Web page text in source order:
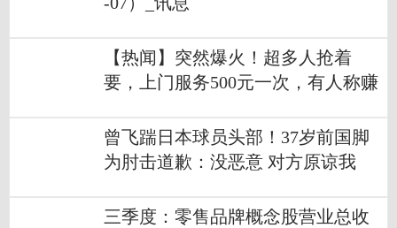
【热闻】突然爆火！超多人抢着
要，上门服务500元一次，有人称赚
曾飞踹日本球员头部！37岁前国脚
为肘击道歉：没恶意 对方原谅我
三季度：零售品牌概念股营业总收